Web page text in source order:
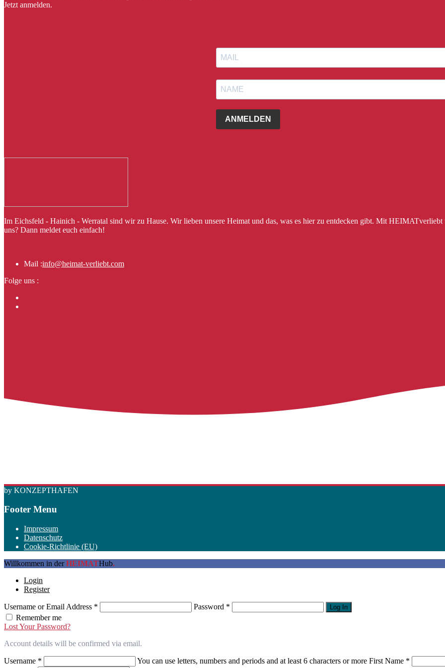
Jetzt anmelden.
ANMELDEN
Im Eichsfeld - Hainich - Werratal sind wir zu Hause. Wir lieben unsere Heimat und das, was es hier zu entdecken gibt. Mit
uns? Dann meldet euch einfach!
Mail :info@heimat-verliebt.com
Folge uns :
by KONZEPTHAFEN
Footer Menu
Impressum
Datenschutz
Cookie-Richtlinie (EU)
Willkommen in derHEIMATHub.
Login
Register
Username or Email Address * Password * Log In
Remember me
Lost Your Password?
Account details will be confirmed via email.
Username * You can use letters, numbers and periods and at least 6 characters or more First Name *